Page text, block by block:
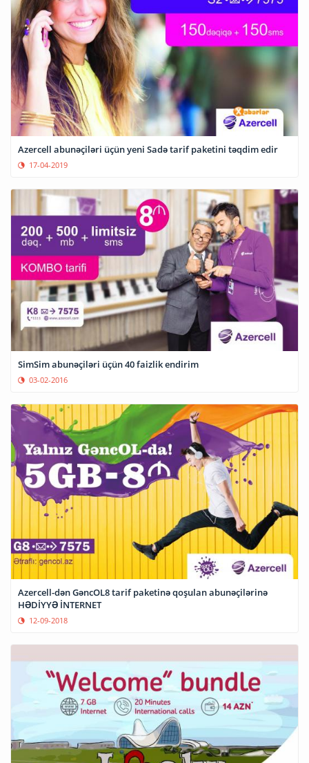
Azercell abunəçiləri üçün yeni Sadə tarif paketini təqdim edir
17-04-2019
SimSim abunəçiləri üçün 40 faizlik endirim
03-02-2016
Azercell-dən GəncOL8 tarif paketinə qoşulan abunəçilərinə
HƏDİYYƏ İNTERNET
12-09-2018